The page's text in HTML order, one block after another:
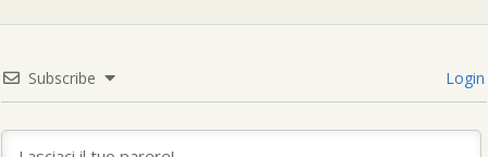
Subscribe Login